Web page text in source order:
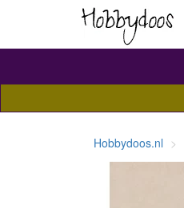
Hobbydoos.nl